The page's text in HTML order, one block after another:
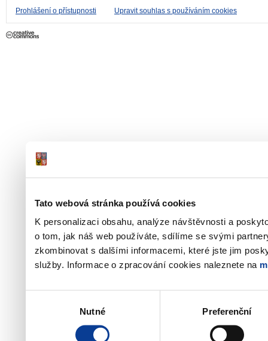
Tato webová stránka používá cookies
K personalizaci obsahu, analýze návštěvnosti a
o tom, jak náš web používáte, sdílíme se svými
zkombinovat s dalšími informacemi, které jste jim
služby. Informace o zpracování cookies naleznete na
Nutné Preferenční
Prohlášení o přístupnosti Upravit souhlas s používáním cookies